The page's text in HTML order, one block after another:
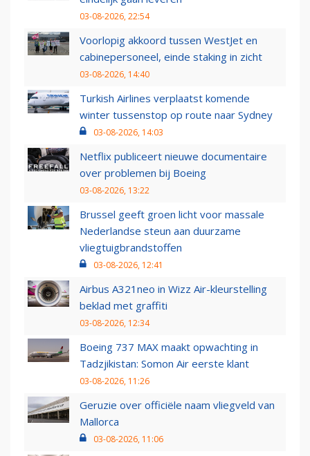
03-08-2026, 22:54
Voorlopig akkoord tussen WestJet en
cabinepersoneel, einde staking in zicht
03-08-2026, 14:40
Turkish Airlines verplaatst komende
winter tussenstop op route naar Sydney
03-08-2026, 14:03
Netflix publiceert nieuwe documentaire
over problemen bij Boeing
03-08-2026, 13:22
Brussel geeft groen licht voor massale
Nederlandse steun aan duurzame
vliegtuigbrandstoffen
03-08-2026, 12:41
Airbus A321neo in Wizz Air-kleurstelling
beklad met graffiti
03-08-2026, 12:34
Boeing 737 MAX maakt opwachting in
Tadzjikistan: Somon Air eerste klant
03-08-2026, 11:26
Geruzie over officiële naam vliegveld van
Mallorca
03-08-2026, 11:06